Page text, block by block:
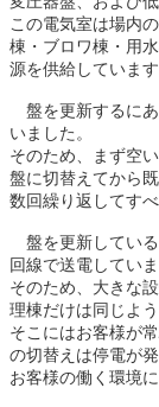
この電気室は場内
棟・ブロワ棟・用
源を供給しています
盤を更新するに
いました。
そのため、まず空
盤に切替えてから
数回繰り返してす
盤を更新してい
回線で送電していま
そのため、大きな
理棟だけは同じよ
そこにはお客様が
の切替えは停電が
お客様の働く環境